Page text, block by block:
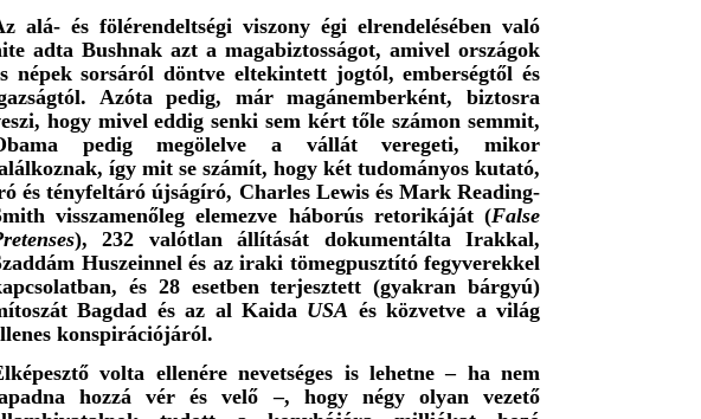
alá- és fölérendeltségi viszony égi elrendelésében való
adta Bushnak azt a magabiztosságot, amivel országok
népek sorsáról döntve eltekintett jogtól, emberségtől és
Azóta pedig, már magánemberként, biztosra
hogy mivel eddig senki sem kért tőle számon semmit,
pedig megölelve a vállát veregeti, mikor
így mit se számít, hogy két tudományos kutató,
és tényfeltáró újságíró, Charles Lewis és Mark Reading-
visszamenőleg elemezve háborús retorikáját (False
), 232 valótlan állítását dokumentálta Irakkal,
Huszeinnel és az iraki tömegpusztító fegyverekkel
és 28 esetben terjesztett (gyakran bárgyú)
Bagdad és az al Kaida USA és közvetve a világ
konspirációjáról.
volta ellenére nevetséges is lehetne – ha nem
hozzá vér és velő –, hogy négy olyan vezető